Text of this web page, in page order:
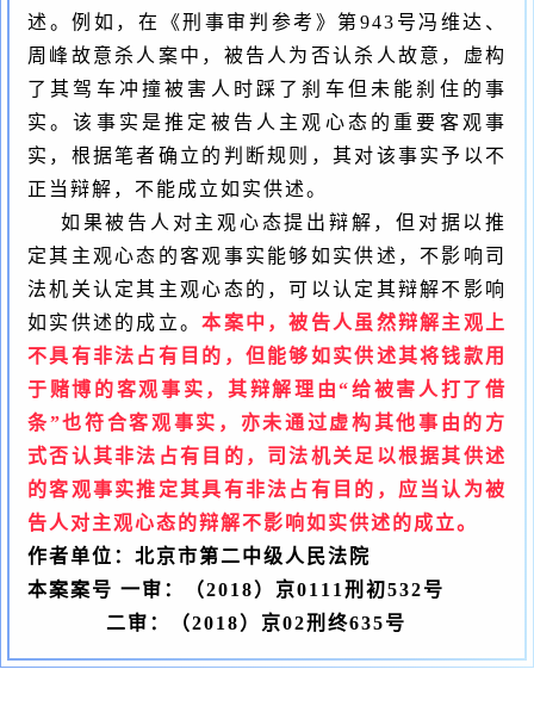
述。例如，在《刑事审判参考》第943 号冯维达、
周峰故意杀人案中，被告人为否认杀人故意，虚构
了其驾车冲撞被害人时踩了刹车但未能刹住的事
实。该事实是推定被告人主观心态的重要客观事
实，根据笔者确立的判断规则，其对该事实予以不
正当辩解，不能成立如实供述。
如果被告人对主观心态提出辩解，但对据以推
定其主观心态的客观事实能够如实供述，不影响司
法机关认定其主观心态的，可以认定其辩解不影响
如实供述的成立。本案中，被告人虽然辩解主观上
不具有非法占有目的，但能够如实供述其将钱款用
于赌博的客观事实，其辩解理由“给被害人打了借
条”也符合客观事实，亦未通过虚构其他事由的方
式否认其非法占有目的，司法机关足以根据其供述
的客观事实推定其具有非法占有目的，应当认为被
告人对主观心态的辩解不影响如实供述的成立。
作者单位： 北京市第二中级人民法院
本案案号 一审：（2018）京0111 刑初532号
二审：（2018）京02刑终635号